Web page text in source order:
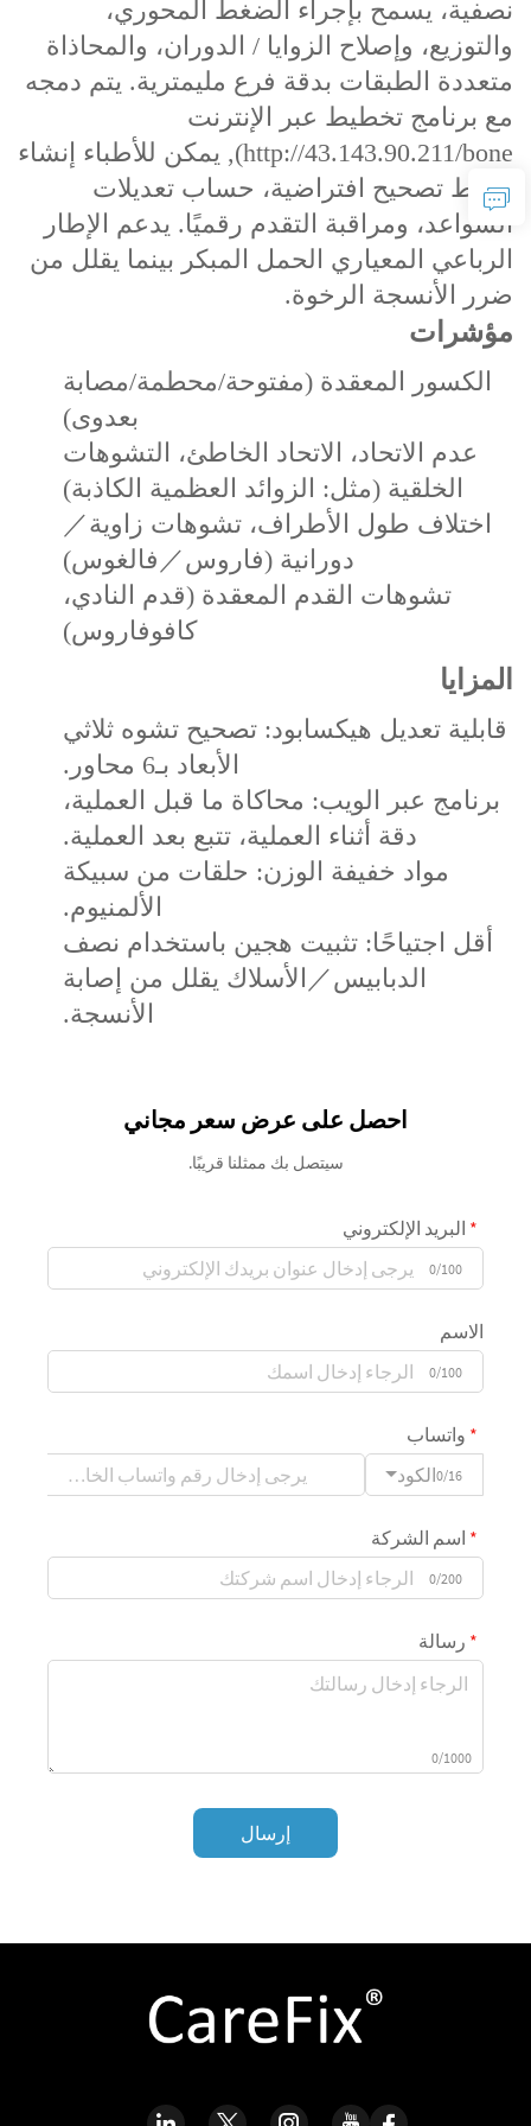
نصفية، يسمح بإجراء الضغط المحوري،
والتوزيع، وإصلاح الزوايا / الدوران، والمحاذاة
متعددة الطبقات بدقة فرع مليمترية. يتم دمجه
مع برنامج تخطيط عبر الإنترنت
http://43.143.90.211/bone) , يمكن للأطباء إنشاء
خطط تصحيح افتراضية، حساب تعديلات
السواعد، ومراقبة التقدم رقميًا. يدعم الإطار
الرباعي المعياري الحمل المبكر بينما يقلل من
ضرر الأنسجة الرخوة.
مؤشرات
الكسور المعقدة (مفتوحة/محطمة/مصابة
بعدوى)
عدم الاتحاد، الاتحاد الخاطئ، التشوهات
الخلقية (مثل: الزوائد العظمية الكاذبة)
اختلاف طول الأطراف، تشوهات زاوية／
دورانية (فاروس／فالغوس)
تشوهات القدم المعقدة (قدم النادي،
كافوفاروس)
المزايا
قابلية تعديل هيكسابود: تصحيح تشوه ثلاثي
الأبعاد بـ6 محاور.
برنامج عبر الويب: محاكاة ما قبل العملية،
دقة أثناء العملية، تتبع بعد العملية.
مواد خفيفة الوزن: حلقات من سبيكة
الألمنيوم.
أقل اجتياحًا: تثبيت هجين باستخدام نصف
الدبابيس／الأسلاك يقلل من إصابة
الأنسجة.
احصل على عرض سعر مجاني
سيتصل بك ممثلنا قريبًا.
البريد الإلكتروني
0/100
الاسم
0/100
واتساب
الكود0/16
اسم الشركة
0/200
رسالة
0/1000
إرسال